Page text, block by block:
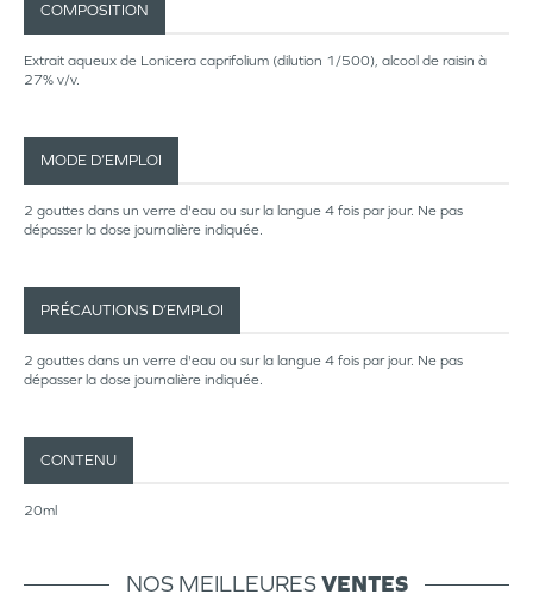
COMPOSITION
Extrait aqueux de Lonicera caprifolium (dilution 1/500), alcool de raisin à
27% v/v.
MODE D’EMPLOI
2 gouttes dans un verre d'eau ou sur la langue 4 fois par jour. Ne pas
dépasser la dose journalière indiquée.
PRÉCAUTIONS D’EMPLOI
2 gouttes dans un verre d'eau ou sur la langue 4 fois par jour. Ne pas
dépasser la dose journalière indiquée.
CONTENU
20ml
NOS MEILLEURESVENTES